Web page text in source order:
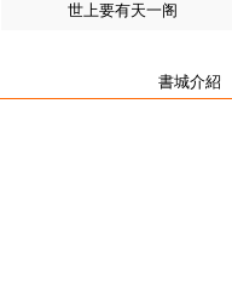
世上要有天一阁
書城介紹